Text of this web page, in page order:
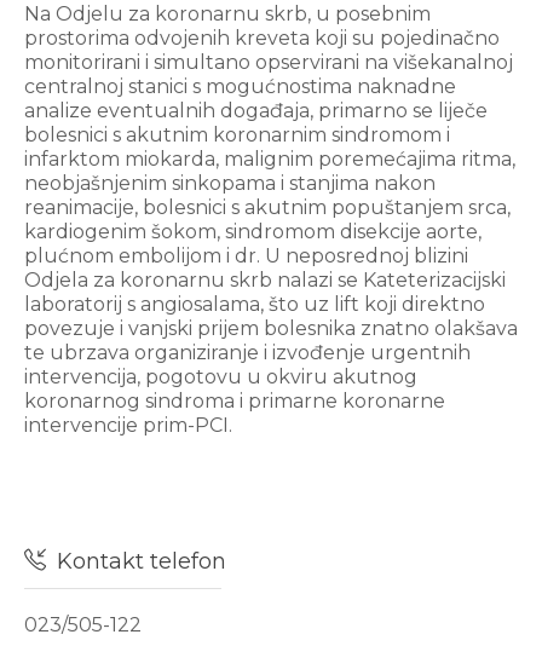
Na Odjelu za koronarnu skrb, u posebnim
prostorima odvojenih kreveta koji su pojedinačno
monitorirani i simultano opservirani na višekanalnoj
centralnoj stanici s mogućnostima naknadne
analize eventualnih događaja, primarno se liječe
bolesnici s akutnim koronarnim sindromom i
infarktom miokarda, malignim poremećajima ritma,
neobjašnjenim sinkopama i stanjima nakon
reanimacije, bolesnici s akutnim popuštanjem srca,
kardiogenim šokom, sindromom disekcije aorte,
plućnom embolijom i dr. U neposrednoj blizini
Odjela za koronarnu skrb nalazi se Kateterizacijski
laboratorij s angiosalama, što uz lift koji direktno
povezuje i vanjski prijem bolesnika znatno olakšava
te ubrzava organiziranje i izvođenje urgentnih
intervencija, pogotovu u okviru akutnog
koronarnog sindroma i primarne koronarne
intervencije prim-PCI.
Kontakt telefon
023/505-122